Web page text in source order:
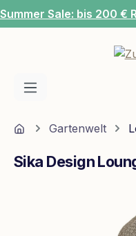
Zum Hauptinhalt
Summer Sale: bis 200 €
HomeGartenwelt
Bildergalerie